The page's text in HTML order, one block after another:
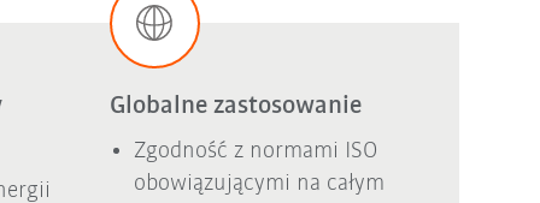
Globalne zastosowanie
Zgodność z normami ISO
obowiązującymi na całym